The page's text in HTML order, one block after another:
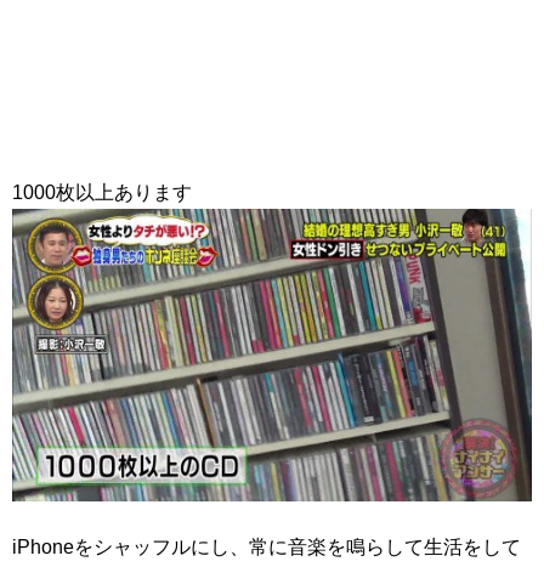
1000枚以上あります
iPhoneをシャッフルにし、常に音楽を鳴らして生活をして